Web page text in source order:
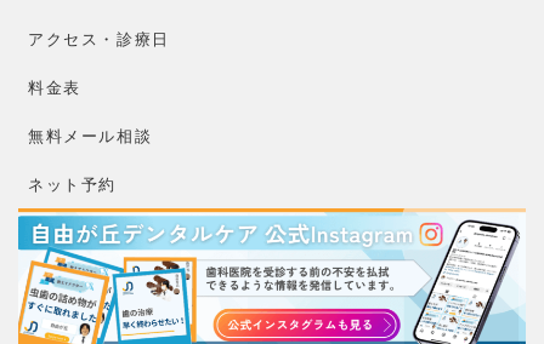
アクセス・診療日
料金表
無料メール相談
ネット予約